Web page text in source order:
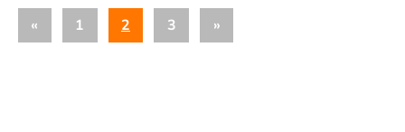
Seitennummerierung
der
« Vorherige
1 2 3
Nächste
»